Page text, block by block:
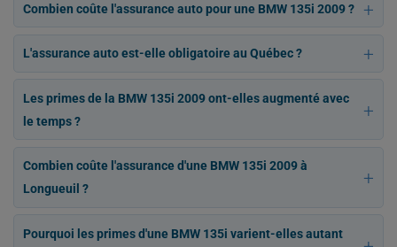
Combien coûte l'assurance auto pour une BMW 135i 2009 ?
L'assurance auto est-elle obligatoire au Québec ?
Les primes de la BMW 135i 2009 ont-elles augmenté avec
le temps ?
Combien coûte l'assurance d'une BMW 135i 2009 à
Longueuil ?
Pourquoi les primes d'une BMW 135i varient-elles autant